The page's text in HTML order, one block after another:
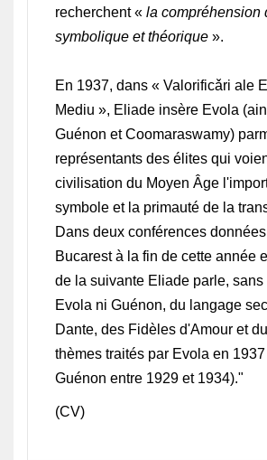
recherchent « la compréhension
symbolique et théorique ».
En 1937, dans « Valorificǎri ale
Mediu », Eliade insère Evola
Guénon et Coomaraswamy)
représentants des élites qui
civilisation du Moyen Âge
symbole et la primauté de la
Dans deux conférences
Bucarest à la fin de cette année
de la suivante Eliade parle, sans
Evola ni Guénon, du langage
Dante, des Fidèles d'Amour et
thèmes traités par Evola en
Guénon entre 1929 et 1934)."
(CV)